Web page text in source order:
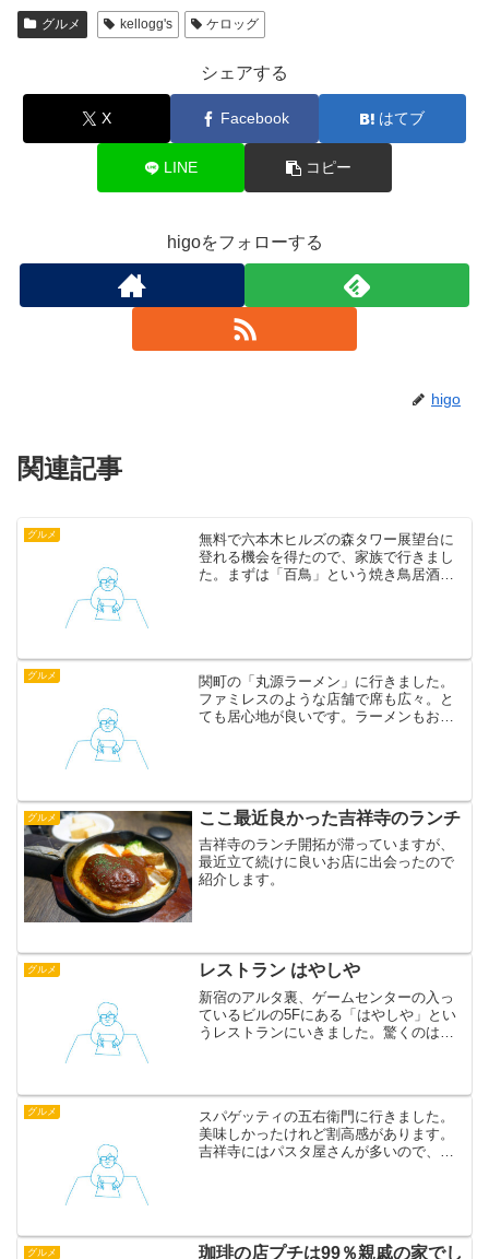
グルメ kellogg's ケロッグ
シェアする
X Facebook はてブ
LINE コピー
higoをフォローする
higo
関連記事
グルメ
無料で六本木ヒルズの森タワー展望台に
登れる機会を得たので、家族で行きまし
た。まずは「百鳥」という焼き鳥居酒屋
グルメ
関町の「丸源ラーメン」に行きました。
ファミレスのような店舗で席も広々。と
ても居心地が良いです。ラーメンもおい
グルメ ここ最近良かった吉祥寺のランチ
吉祥寺のランチ開拓が滞っていますが、
最近立て続けに良いお店に出会ったので
紹介します。
グルメ レストラン はやしや
新宿のアルタ裏、ゲームセンターの入っ
ているビルの5Fにある「はやしや」とい
うレストランにいきました。驚くのはそ
品にクレソンがのっ...
グルメ
スパゲッティの五右衛門に行きました。
美味しかったけれど割高感があります。
吉祥寺にはパスタ屋さんが多いので、選
グルメ
珈琲の店プチは99％親戚の家でし